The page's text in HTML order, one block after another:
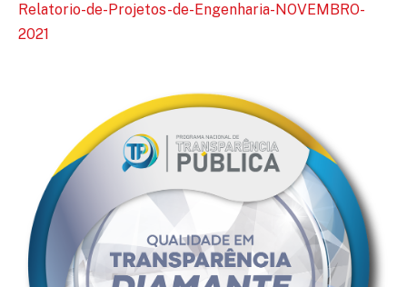
Relatorio-de-Projetos-de-Engenharia-NOVEMBRO-
2021